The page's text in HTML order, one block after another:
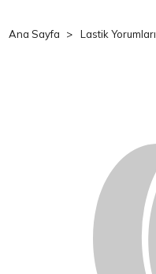
Ana Sayfa Lastik Yorumları